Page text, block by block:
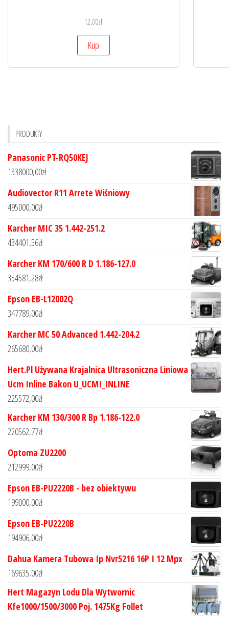
12,00zł
Kup
PRODUKTY
Panasonic PT-RQ50KEJ
1338000,00zł
Audiovector R11 Arrete Wiśniowy
495000,00zł
Karcher MIC 35 1.442-251.2
434401,56zł
Karcher KM 170/600 R D 1.186-127.0
354581,28zł
Epson EB-L12002Q
347789,00zł
Karcher MC 50 Advanced 1.442-204.2
265680,00zł
Hert.Pl Używana Krajalnica Ultrasoniczna Liniowa
Ucm Inline Bakon U_UCMI_INLINE
225572,00zł
Karcher KM 130/300 R Bp 1.186-122.0
220562,77zł
Optoma ZU2200
212999,00zł
Epson EB-PU2220B - bez obiektywu
199000,00zł
Epson EB-PU2220B
194906,00zł
Dahua Kamera Tubowa Ip Nvr5216 16P I 12 Mpx
169635,00zł
Hert Magazyn Lodu Dla Wytwornic
Kfe1000/1500/3000 Poj. 1475Kg Follet